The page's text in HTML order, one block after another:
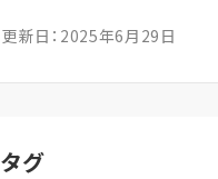
更新日：2025年6月29日
タグ